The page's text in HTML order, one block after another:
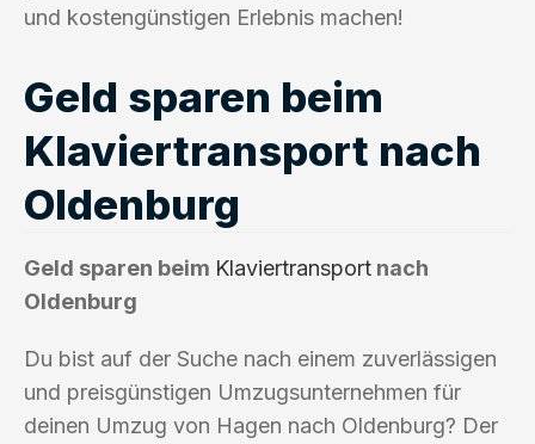
und kostengünstigen Erlebnis machen!
Geld sparen beim
Klaviertransport nach
Oldenburg
Geld sparen beim Klaviertransport nach
Oldenburg
Du bist auf der Suche nach einem zuverlässigen
und preisgünstigen Umzugsunternehmen für
deinen Umzug von Hagen nach Oldenburg? Der